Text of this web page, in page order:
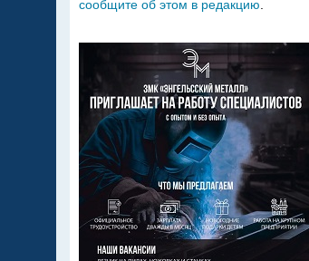
сообщите об этом в редакцию